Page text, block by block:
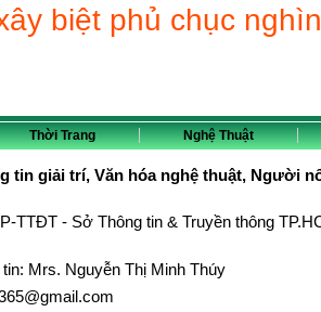
biệt phủ chục
Thời Trang Nghệ Thuật
tin giải trí, Văn hóa nghệ thuật, Người
TTĐT - Sở Thông tin & Truyền thông
Mrs. Nguyễn Thị Minh Thúy